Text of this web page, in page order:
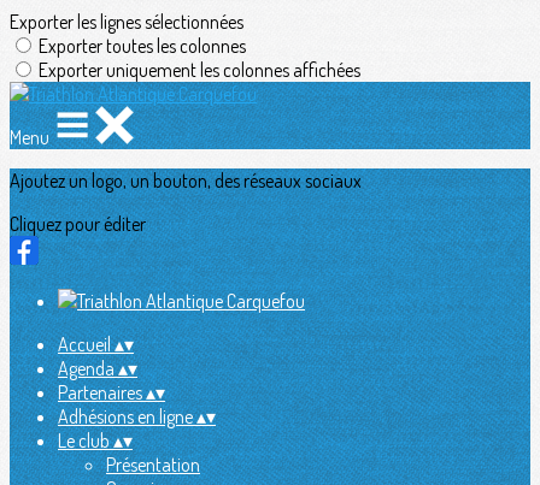
Exporter les lignes sélectionnées
Exporter toutes les colonnes
Exporter uniquement les colonnes affichées
Menu
Ajoutez un logo, un bouton, des réseaux sociaux
Cliquez pour éditer
Accueil▴▾
Agenda▴▾
Partenaires▴▾
Adhésions en ligne▴▾
Le club▴▾
Présentation